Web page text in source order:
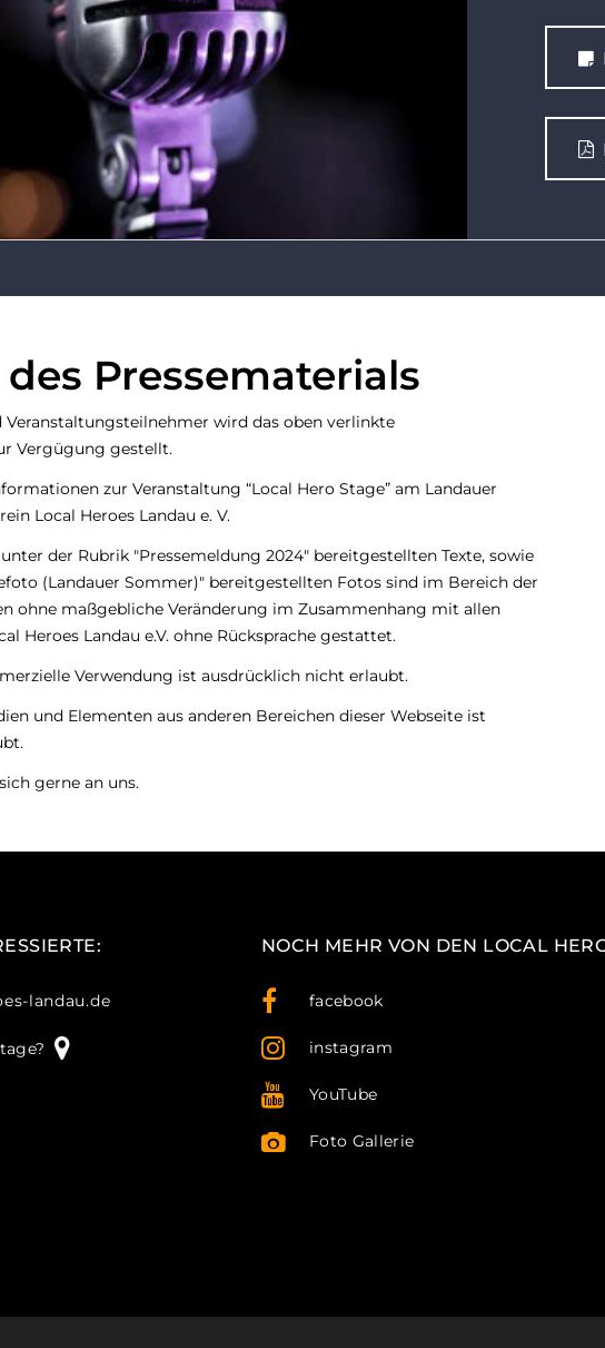
Pressematerials
Veranstaltungsteilnehmer wird das oben verlinkte
Vergügung gestellt.
zur Veranstaltung “Local Hero Stage” am Landauer
Local Heroes Landau e. V.
der Rubrik "Pressemeldung 2024" bereitgestellten Texte, sowie
(Landauer Sommer)" bereitgestellten Fotos sind im Bereich der
ohne maßgebliche Veränderung im Zusammenhang mit allen
Heroes Landau e.V. ohne Rücksprache gestattet.
Verwendung ist ausdrücklich nicht erlaubt.
und Elementen aus anderen Bereichen dieser Webseite ist
gerne an uns.
landau.de
NOCH MEHR VON DEN LOCAL
facebook
instagram
YouTube
Foto Gallerie